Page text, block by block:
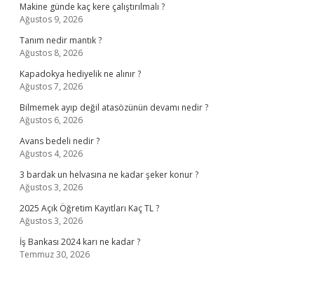
Makine günde kaç kere çalıştırılmalı ?
Ağustos 9, 2026
Tanım nedir mantık ?
Ağustos 8, 2026
Kapadokya hediyelik ne alınır ?
Ağustos 7, 2026
Bilmemek ayıp değil atasözünün devamı nedir ?
Ağustos 6, 2026
Avans bedeli nedir ?
Ağustos 4, 2026
3 bardak un helvasına ne kadar şeker konur ?
Ağustos 3, 2026
2025 Açık Öğretim Kayıtları Kaç TL ?
Ağustos 3, 2026
İş Bankası 2024 karı ne kadar ?
Temmuz 30, 2026